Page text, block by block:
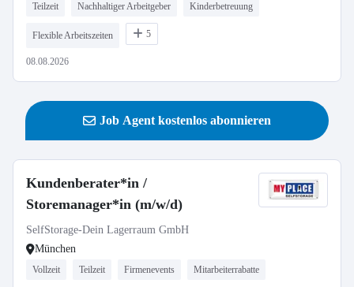
Teilzeit Nachhaltiger Arbeitgeber Kinderbetreuung
Flexible Arbeitszeiten 5
08.08.2026
Job Agent kostenlos abonnieren
Kundenberater*in /
Storemanager*in (m/w/d)
SelfStorage-Dein Lagerraum GmbH
München
Vollzeit Teilzeit Firmenevents Mitarbeiterrabatte